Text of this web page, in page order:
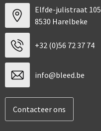
Elfde-julistraat 105
8530 Harelbeke
+32 (0)56 72 37 74
info@bleed.be
Contacteer ons